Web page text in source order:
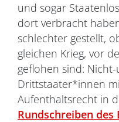
und sogar
dort verbracht
schlechter gestellt,
gleichen Krieg, vor
geflohen sind:
Drittstaater*innen
Aufenthaltsrecht in
Rundschreiben des